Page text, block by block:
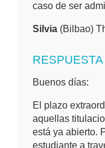
caso de ser
Silvia (Bilbao)
RESPUESTA
Buenos días:
El plazo
aquellas
está ya abierto.
estudiante a